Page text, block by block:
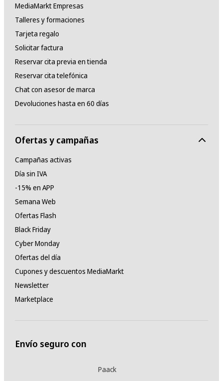
MediaMarkt Empresas
Talleres y formaciones
Tarjeta regalo
Solicitar factura
Reservar cita previa en tienda
Reservar cita telefónica
Chat con asesor de marca
Devoluciones hasta en 60 días
Ofertas y campañas
Campañas activas
Día sin IVA
-15% en APP
Semana Web
Ofertas Flash
Black Friday
Cyber Monday
Ofertas del día
Cupones y descuentos MediaMarkt
Newsletter
Marketplace
Envío seguro con
Paack